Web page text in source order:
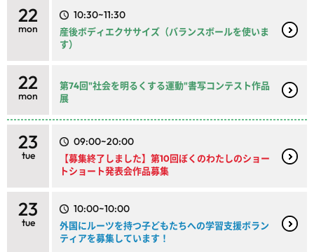
22
mon
10:30~11:30
産後ボディエクササイズ（バランスボールを使いま
す）
22
mon
第74回"社会を明るくする運動"書写コンテスト作品
展
23
tue
09:00~20:00
【募集終了しました】第10回ぼくのわたしのショー
トショート発表会作品募集
23
tue
10:00~10:00
外国にルーツを持つ子どもたちへの学習支援ボラン
ティアを募集しています！